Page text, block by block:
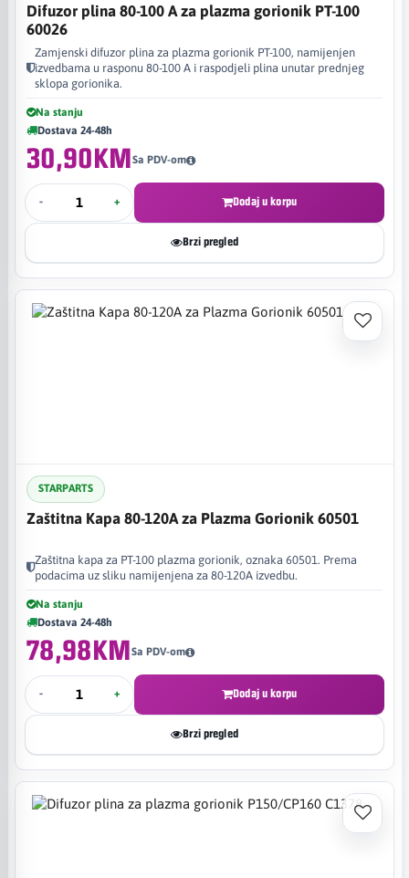
Difuzor plina 80-100 A za plazma gorionik PT-100
60026
Zamjenski difuzor plina za plazma gorionik PT-100, namijenjen
izvedbama u rasponu 80-100 A i raspodjeli plina unutar prednjeg
sklopa gorionika.
Na stanju
Dostava 24-48h
30,90KMSa PDV-om
- + Dodaj u korpu
Brzi pregled
STARPARTS
Zaštitna Kapa 80-120A za Plazma Gorionik 60501
Zaštitna kapa za PT-100 plazma gorionik, oznaka 60501. Prema
podacima uz sliku namijenjena za 80-120A izvedbu.
Na stanju
Dostava 24-48h
78,98KMSa PDV-om
- + Dodaj u korpu
Brzi pregled